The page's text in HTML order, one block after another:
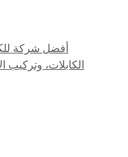
أفضل شركة
الكابلات، وتركيب